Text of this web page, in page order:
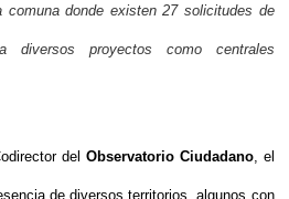
comuna donde existen 27 solicitudes de
diversos proyectos como centrales
delObservatorio Ciudadano, el
de diversos territorios, algunos con